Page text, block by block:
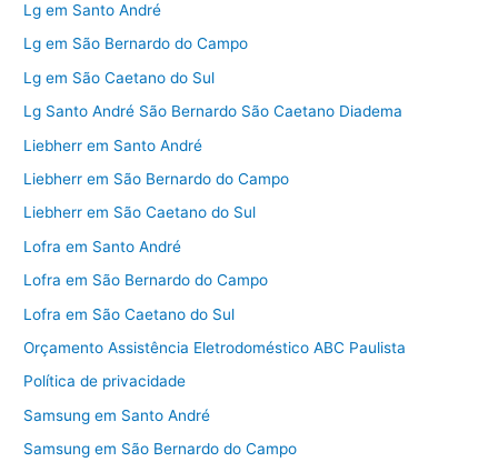
Lg em Santo André
Lg em São Bernardo do Campo
Lg em São Caetano do Sul
Lg Santo André São Bernardo São Caetano Diadema
Liebherr em Santo André
Liebherr em São Bernardo do Campo
Liebherr em São Caetano do Sul
Lofra em Santo André
Lofra em São Bernardo do Campo
Lofra em São Caetano do Sul
Orçamento Assistência Eletrodoméstico ABC Paulista
Política de privacidade
Samsung em Santo André
Samsung em São Bernardo do Campo